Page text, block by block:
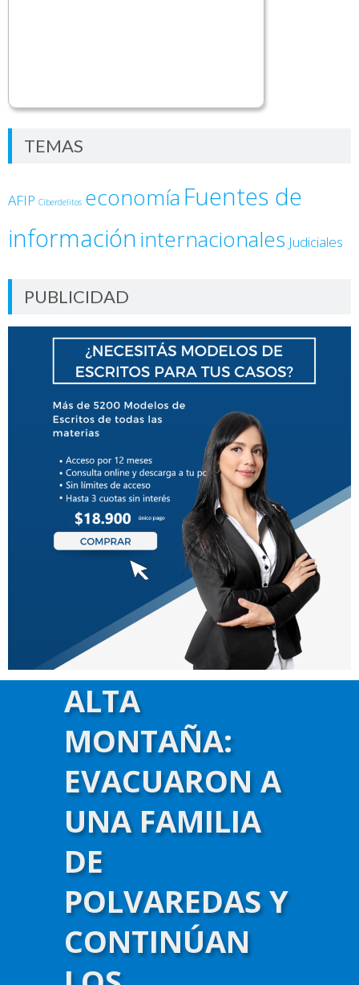
TEMAS
AFIP Ciberdelitos economía Fuentes de
informacióninternacionales Judiciales
PUBLICIDAD
NOS APOYAN
ALTA
MONTAÑA:
EVACUARON A
UNA FAMILIA
DE
POLVAREDAS Y
CONTINÚAN